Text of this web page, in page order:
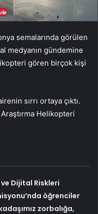
semalarında görülen
medyanın gündemine
gören birçok kişi
sırrı ortaya çıktı.
Helikopteri
ve Dijital Riskleri
öğrenciler
zorbalığa,